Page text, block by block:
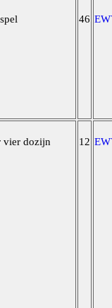
46
vier dozijn 12